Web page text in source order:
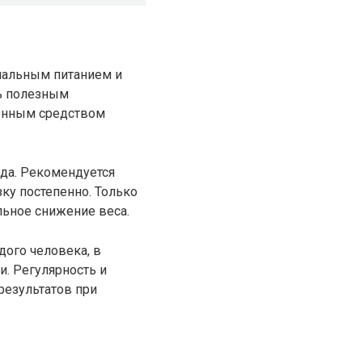
питанием и
полезным
средством
Рекомендуется
постепенно. Только
снижение веса.
человека, в
Регулярность и
при